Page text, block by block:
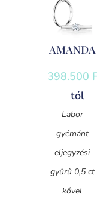
AMANDA
398.500 Ft
tól
Labor
gyémánt
eljegyzési
gyűrű 0,5 ct
kővel